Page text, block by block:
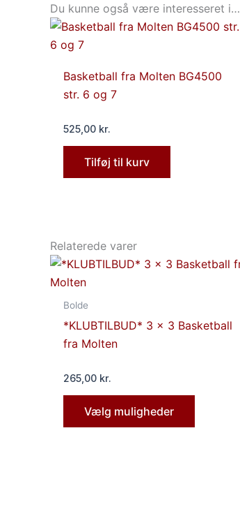
Du kunne også være interesseret i…
Basketball fra Molten BG4500
str. 6 og 7
525,00 kr.
Tilføj til kurv
Relaterede varer
Bolde
*KLUBTILBUD* 3 x 3 Basketball
fra Molten
265,00 kr.
Vælg muligheder
Dette
varesiden